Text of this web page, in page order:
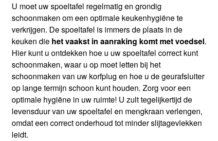
SCHOONMAAKTIPS
bereik een optimale keukenhygiëne
U moet uw spoeltafel regelmatig en grondig
schoonmaken om een optimale keukenhygiëne te
verkrijgen. De spoeltafel is immers de plaats in de
keuken die het vaakst in aanraking komt met voedsel.
Hier kunt u ontdekken hoe u uw spoeltafel correct kunt
schoonmaken, waar u op moet letten bij het
schoonmaken van uw korfplug en hoe u de geurafsluiter
op lange termijn schoon kunt houden. Zorg voor een
optimale hygiëne in uw ruimte! U zult tegelijkertijd de
levensduur van uw spoeltafel en mengkraan verlengen,
omdat een correct onderhoud tot minder slijtagevlekken
leidt.